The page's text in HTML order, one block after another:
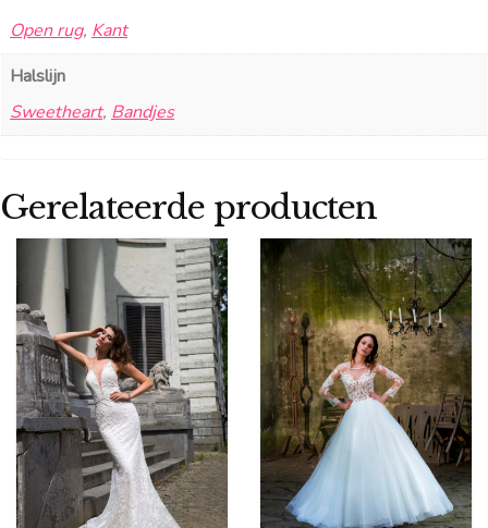
Open rug, Kant
Halslijn
Sweetheart, Bandjes
Gerelateerde producten